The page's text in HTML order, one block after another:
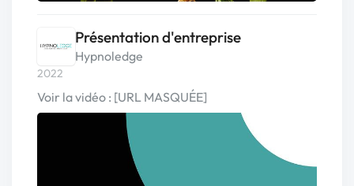
Présentation d'entreprise
Hypnoledge
2022
Voir la vidéo : [URL MASQUÉE]